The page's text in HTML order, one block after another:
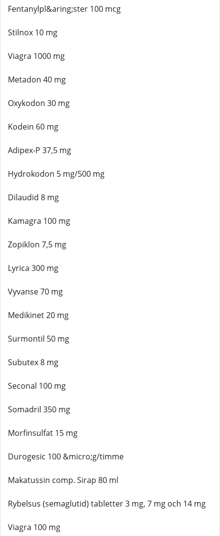
Fentanylpl&aring;ster 100 mcg
Stilnox 10 mg
Viagra 1000 mg
Metadon 40 mg
Oxykodon 30 mg
Kodein 60 mg
Adipex-P 37,5 mg
Hydrokodon 5 mg/500 mg
Dilaudid 8 mg
Kamagra 100 mg
Zopiklon 7,5 mg
Lyrica 300 mg
Vyvanse 70 mg
Medikinet 20 mg
Surmontil 50 mg
Subutex 8 mg
Seconal 100 mg
Somadril 350 mg
Morfinsulfat 15 mg
Durogesic 100 &micro;g/timme
Makatussin comp. Sirap 80 ml
Rybelsus (semaglutid) tabletter 3 mg, 7 mg och 14 mg
Viagra 100 mg